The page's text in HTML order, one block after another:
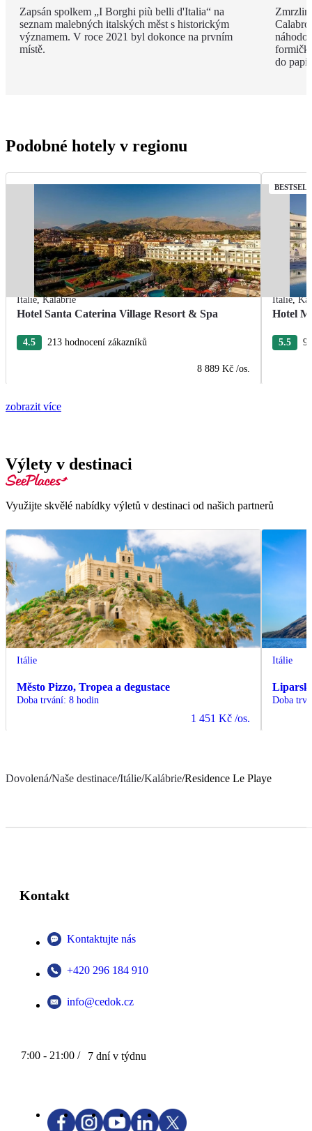
Zapsán spolkem „I Borghi più belli d'Italia“ na
seznam malebných italských měst s historickým
významem. V roce 2021 byl dokonce na prvním
místě.
do
Podobné hotely v regionu
Itálie,Kalábrie
Hotel Santa Caterina Village Resort & Spa
4.5 213 hodnocení zákazníků
8 889 Kč /os.
Itálie,
Hotel
5.5
zobrazit více
Výlety v destinaci
Využijte skvělé nabídky výletů v destinaci od našich partnerů
Itálie
Město Pizzo, Tropea a degustace
Doba trvání: 8 hodin
1 451 Kč /os.
Itálie
Doba
Dovolená/Naše destinace/Itálie/Kalábrie/Residence Le Playe
Kontakt
Kontaktujte nás
+420 296 184 910
info@cedok.cz
7:00 - 21:00 / 7 dní v týdnu